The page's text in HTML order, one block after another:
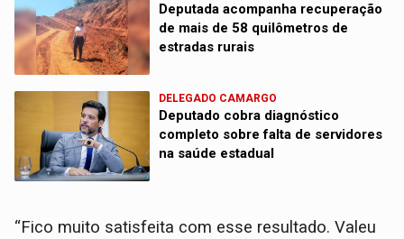
Deputada acompanha recuperação
de mais de 58 quilômetros de
estradas rurais
DELEGADO CAMARGO
Deputado cobra diagnóstico
completo sobre falta de servidores
na saúde estadual
“Fico muito satisfeita com esse resultado. Valeu